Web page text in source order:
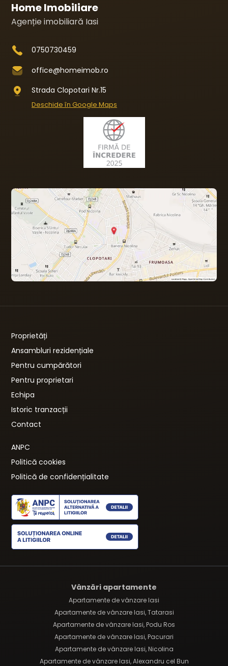
Home Imobiliare
Agenție imobiliară Iasi
0750730459
office@homeimob.ro
Strada Clopotari Nr.15
Deschide în Google Maps
Proprietăți
Ansambluri rezidențiale
Pentru cumpărători
Pentru proprietari
Echipa
Istoric tranzacții
Contact
ANPC
Politică cookies
Politică de confidențialitate
Vânzări apartamente
Apartamente de vânzare Iasi
Apartamente de vânzare Iasi, Tatarasi
Apartamente de vânzare Iasi, Podu Ros
Apartamente de vânzare Iasi, Pacurari
Apartamente de vânzare Iasi, Nicolina
Apartamente de vânzare Iasi, Alexandru cel Bun